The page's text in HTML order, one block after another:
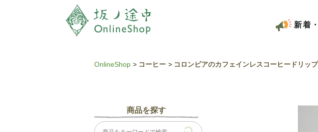
新着
OnlineShop コーヒー コロンビアのカフェインレスコーヒードリッ
商品を探す